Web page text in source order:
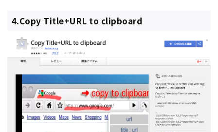
4.Copy Title+URL to clipboard